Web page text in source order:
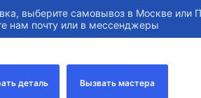
выберите самовывоз в Москве или
нам почту или в мессенджеры
деталь Вызвать мастера